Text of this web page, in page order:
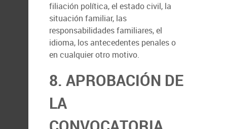
filiación política, el estado civil, la
situación familiar, las
responsabilidades familiares, el
idioma, los antecedentes penales o
en cualquier otro motivo.
8. APROBACIÓN DE
LA